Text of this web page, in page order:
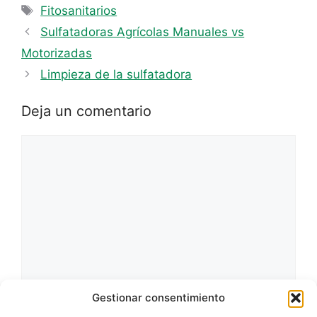
Gestionar consentimiento
Etiquetas
Fitosanitarios
Sulfatadoras Agrícolas Manuales vs
Motorizadas
Limpieza de la sulfatadora
Deja un comentario